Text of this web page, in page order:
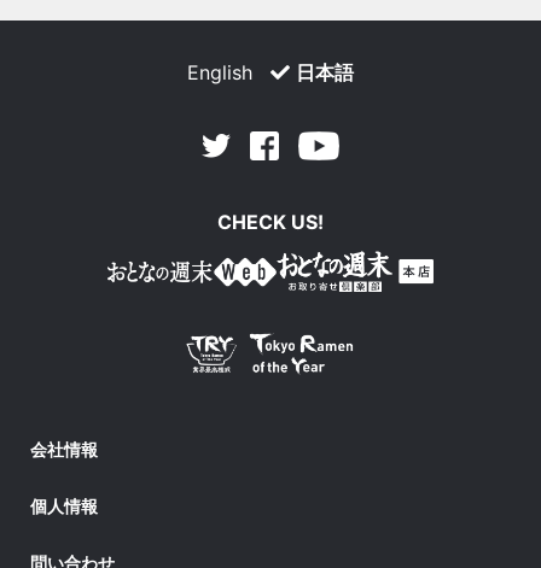
English 日本語
Twitter Facebook
CHECK US!
会社情報
個人情報
問い合わせ